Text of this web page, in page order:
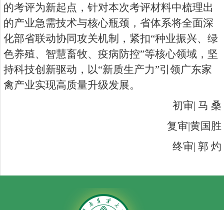
的考评为新起点，针对本次考评材料中梳理出
的产业急需技术与核心瓶颈，省体系将全面深
化部省联动协同攻关机制，紧扣“种业振兴、绿
色养殖、智慧畜牧、疫病防控”等核心领域，坚
持科技创新驱动，以“新质生产力”引领广东家
禽产业实现高质量升级发展。
初审| 马 桑
复审|黄国胜
终审| 郭 灼